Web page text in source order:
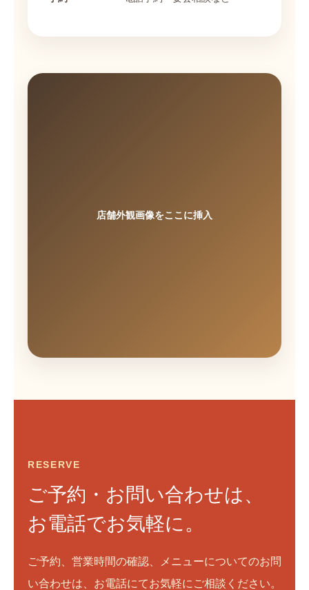
店舗外観画像をここに挿入
RESERVE
ご予約・お問い合わせは、
お電話でお気軽に。
ご予約、営業時間の確認、メニューについてのお問
い合わせは、お電話にてお気軽にご相談ください。